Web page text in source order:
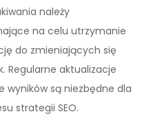
należy
na celu utrzymanie
do zmieniających się
Regularne aktualizacje
wyników są niezbędne dla
strategii SEO.